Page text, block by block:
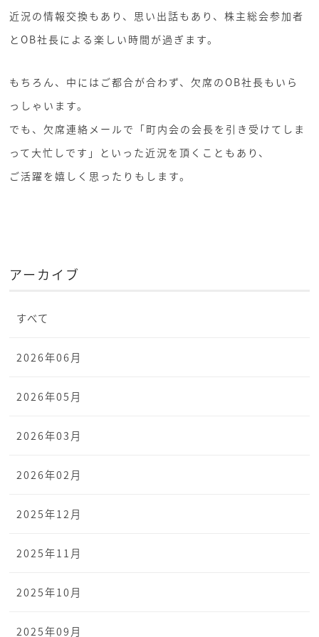
近況の情報交換もあり、思い出話もあり、株主総会参加者
とOB社長による楽しい時間が過ぎます。
もちろん、中にはご都合が合わず、欠席のOB社長もいら
っしゃいます。
でも、欠席連絡メールで「町内会の会長を引き受けてしま
って大忙しです」といった近況を頂くこともあり、
ご活躍を嬉しく思ったりもします。
アーカイブ
すべて
2026年06月
2026年05月
2026年03月
2026年02月
2025年12月
2025年11月
2025年10月
2025年09月